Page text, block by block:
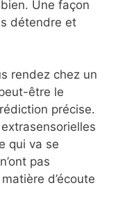
Une façon
détendre et
rendez chez un
être le
précise.
qui va se
pas
d’écoute